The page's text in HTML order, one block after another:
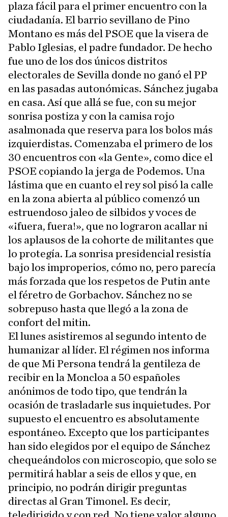
plaza fácil para el primer encuentro con la
ciudadanía. El barrio sevillano de Pino
Montano es más del PSOE que la visera de
Pablo Iglesias, el padre fundador. De hecho
fue uno de los dos únicos distritos
electorales de Sevilla donde no ganó el PP
en las pasadas autonómicas. Sánchez jugaba
en casa. Así que allá se fue, con su mejor
sonrisa postiza y con la camisa rojo
asalmonada que reserva para los bolos más
izquierdistas. Comenzaba el primero de los
30 encuentros con «la Gente», como dice el
PSOE copiando la jerga de Podemos. Una
lástima que en cuanto el rey sol pisó la calle
en la zona abierta al público comenzó un
estruendoso jaleo de silbidos y voces de
«¡fuera, fuera!», que no lograron acallar ni
los aplausos de la cohorte de militantes que
lo protegía. La sonrisa presidencial resistía
bajo los improperios, cómo no, pero parecía
más forzada que los respetos de Putin ante
el féretro de Gorbachov. Sánchez no se
sobrepuso hasta que llegó a la zona de
confort del mitin.
El lunes asistiremos al segundo intento de
humanizar al líder. El régimen nos informa
de que Mi Persona tendrá la gentileza de
recibir en la Moncloa a 50 españoles
anónimos de todo tipo, que tendrán la
ocasión de trasladarle sus inquietudes. Por
supuesto el encuentro es absolutamente
espontáneo. Excepto que los participantes
han sido elegidos por el equipo de Sánchez
chequeándolos con microscopio, que solo se
permitirá hablar a seis de ellos y que, en
principio, no podrán dirigir preguntas
directas al Gran Timonel. Es decir,